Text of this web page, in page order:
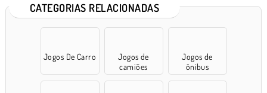
CATEGORIAS RELACIONADAS
Jogos De Carro
Jogos de
camiões
Jogos de
ônibus